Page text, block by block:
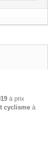
à prix
cyclisme à